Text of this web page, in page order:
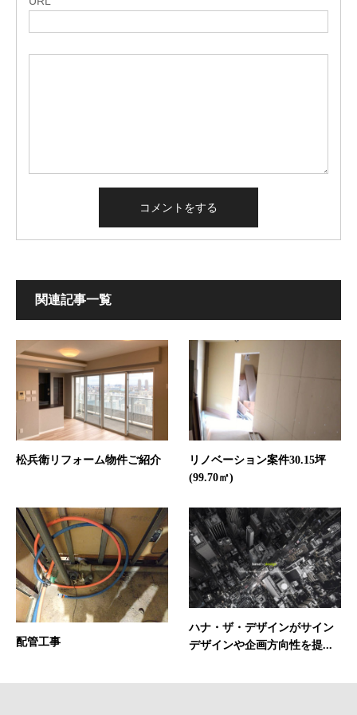
関連記事一覧
松兵衛リフォーム物件ご紹介
リノベーション案件30.15坪
(99.70㎡)
配管工事
ハナ・ザ・デザインがサイン
デザインや企画方向性を提...